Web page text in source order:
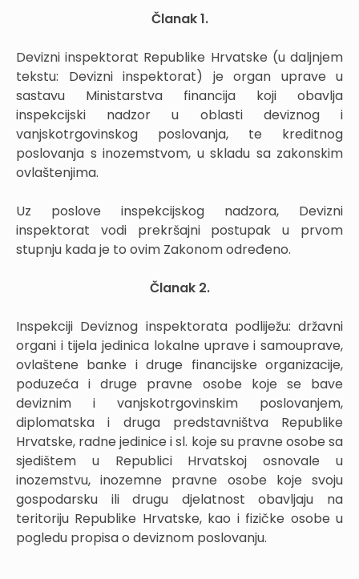
Članak 1.
Devizni inspektorat Republike Hrvatske (u daljnjem
tekstu: Devizni inspektorat) je organ uprave u
sastavu Ministarstva financija koji obavlja
inspekcijski nadzor u oblasti deviznog i
vanjskotrgovinskog poslovanja, te kreditnog
poslovanja s inozemstvom, u skladu sa zakonskim
ovlaštenjima.
Uz poslove inspekcijskog nadzora, Devizni
inspektorat vodi prekršajni postupak u prvom
stupnju kada je to ovim Zakonom određeno.
Članak 2.
Inspekciji Deviznog inspektorata podliježu: državni
organi i tijela jedinica lokalne uprave i samouprave,
ovlaštene banke i druge financijske organizacije,
poduzeća i druge pravne osobe koje se bave
deviznim i vanjskotrgovinskim poslovanjem,
diplomatska i druga predstavništva Republike
Hrvatske, radne jedinice i sl. koje su pravne osobe sa
sjedištem u Republici Hrvatskoj osnovale u
inozemstvu, inozemne pravne osobe koje svoju
gospodarsku ili drugu djelatnost obavljaju na
teritoriju Republike Hrvatske, kao i fizičke osobe u
pogledu propisa o deviznom poslovanju.